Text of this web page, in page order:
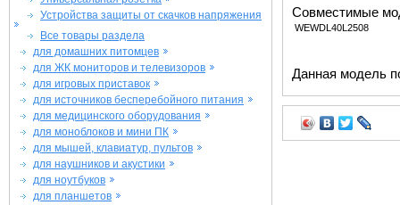
Устройства защиты от скачков напряжения
Все товары раздела
для домашних питомцев
для ЖК мониторов и телевизоров
для игровых приставок
для источников бесперебойного питания
для медицинского оборудования
для моноблоков и мини ПК
для мышей, клавиатур, пультов
для наушников и акустики
для ноутбуков
для планшетов
Совместимые
WEWDL40L2508
Данная модель